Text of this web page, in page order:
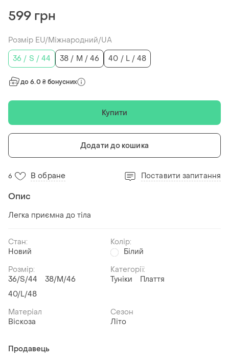
599 грн
Розмір EU/Міжнародний/UA
36 / S / 44
38 / M / 46 40 / L / 48
до 6.0 ₴ бонусних
Купити
Додати до кошика
6 В обране Поставити запитання
Опис
Легка приємна до тіла
Стан:
Новий
Колір:
Білий
Розмір:
36/S/44
38/M/46
40/L/48
Категорії:
Туніки
Плаття
Матеріал
Віскоза
Сезон
Літо
Продавець